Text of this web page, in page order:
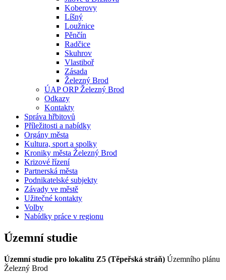
Koberovy
Líšný
Loužnice
Pěnčín
Radčice
Skuhrov
Vlastiboř
Zásada
Železný Brod
ÚAP ORP Železný Brod
Odkazy
Kontakty
Správa hřbitovů
Příležitosti a nabídky
Orgány města
Kultura, sport a spolky
Kroniky města Železný Brod
Krizové řízení
Partnerská města
Podnikatelské subjekty
Závady ve městě
Užitečné kontakty
Volby
Nabídky práce v regionu
Územní studie
Územní studie pro lokalitu Z5 (Těpeřská stráň) Územního plánu
Železný Brod